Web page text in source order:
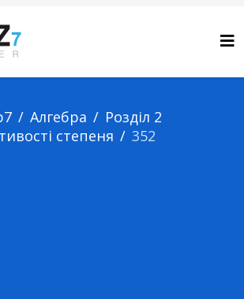
Алгебра
Розділ 2
степеня
352